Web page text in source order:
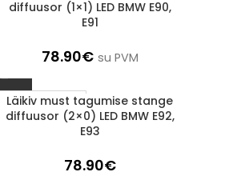
diffuusor (1×1) LED BMW E90,
E91
78.90€ su PVM
LÄBIMÜÜDUD
Läikiv must tagumise stange
diffuusor (2×0) LED BMW E92,
E93
78.90€